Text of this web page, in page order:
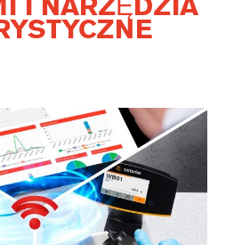
I NARZĘDZIA